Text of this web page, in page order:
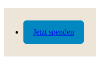
Jetzt spenden